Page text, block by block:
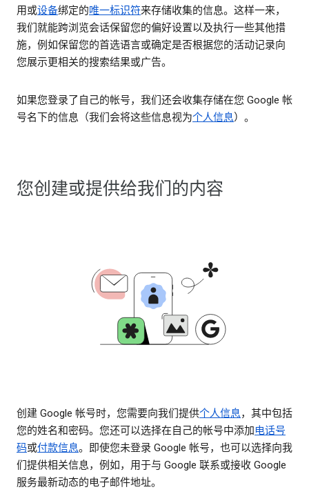
用或设备绑定的唯一标识符来存储收集的信息。这样一来，
我们就能跨浏览会话保留您的偏好设置以及执行一些其他措
施，例如保留您的首选语言或确定是否根据您的活动记录向
您展示更相关的搜索结果或广告。
如果您登录了自己的帐号，我们还会收集存储在您 Google 帐
号名下的信息（我们会将这些信息视为个人信息）。
您创建或提供给我们的内容
创建 Google 帐号时，您需要向我们提供个人信息，其中包括
您的姓名和密码。您还可以选择在自己的帐号中添加电话号
码或付款信息。即使您未登录 Google 帐号，也可以选择向我
们提供相关信息，例如，用于与 Google 联系或接收 Google
服务最新动态的电子邮件地址。